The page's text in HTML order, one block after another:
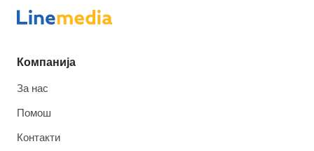
Компанија
За нас
Помош
Контакти